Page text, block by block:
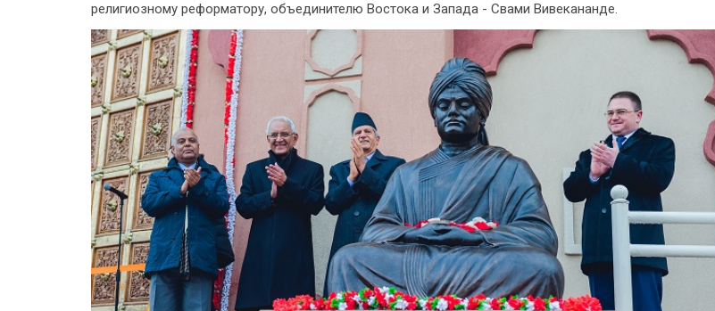
религиозному реформатору, объединителю Востока и Запада - Свами Вивекананде.